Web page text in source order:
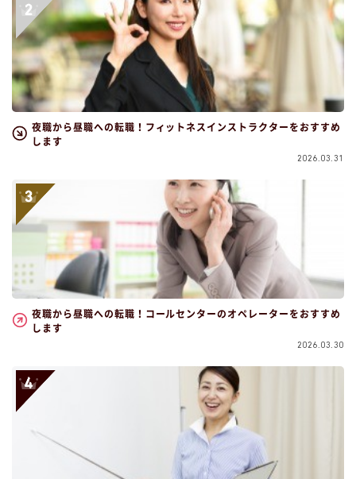
夜職から昼職への転職！フィットネスインストラクターをおすすめ
します
2026.03.31
夜職から昼職への転職！コールセンターのオペレーターをおすすめ
します
2026.03.30